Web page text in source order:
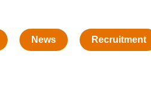
News Recruitment